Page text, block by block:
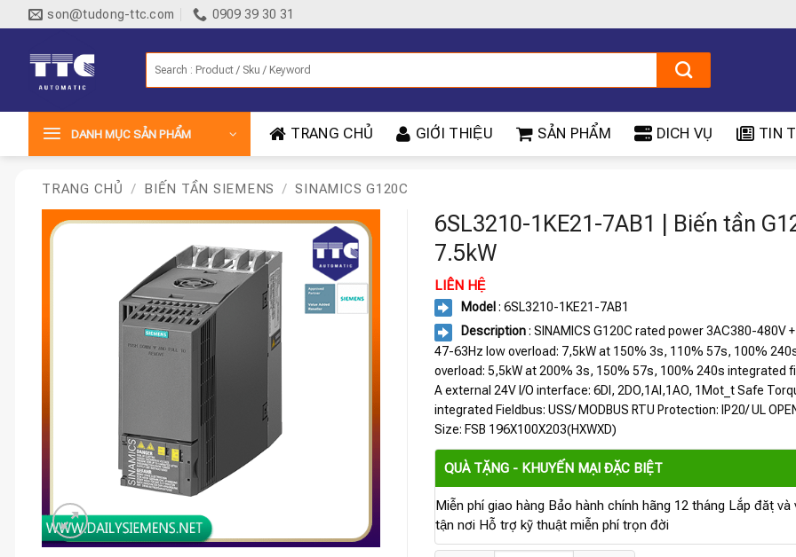
qua
son@tudong-ttc.com 0909 39 30 31
DANH MỤC SẢN PHẨM TRANG CHỦ GIỚI THIỆU SẢN PHẨM DICH VỤ TIN
TRANG CHỦ / BIẾN TẦN SIEMENS / SINAMICS G120C
6SL3210-1KE21-7AB1 | Biến tần
7.5kW
LIÊN HỆ
Model : 6SL3210-1KE21-7AB1
Description: SINAMICS G120C rated power 3AC380-480V
47-63Hz low overload: 7,5kW at 150% 3s, 110% 57s, 100%
overload: 5,5kW at 200% 3s, 150% 57s, 100% 240s integrated
A external 24V I/O interface: 6DI, 2DO,1AI,1AO, 1Mot_t Safe
integrated Fieldbus: USS/ MODBUS RTU Protection: IP20/ UL
Size: FSB 196X100X203(HXWXD)
QUÀ TẶNG - KHUYẾN MẠI ĐẶC BIỆT
Miễn phí giao hàng Bảo hành chính hãng 12 tháng Lắp đặt và
tận nơi Hỗ trợ kỹ thuật miễn phí trọn đời